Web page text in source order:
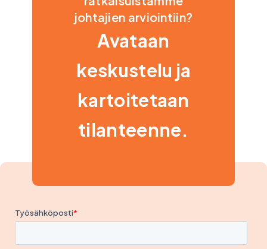
johtajien arviointiin?
Avataan
keskustelu ja
kartoitetaan
tilanteenne.